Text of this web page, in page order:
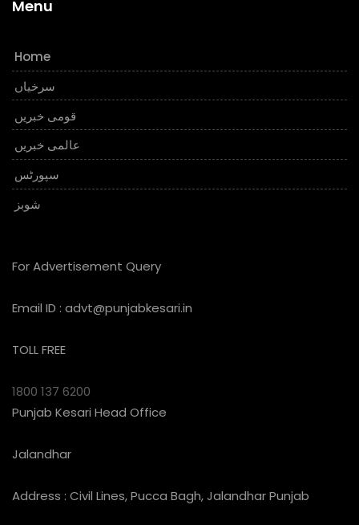
Menu
Home
سرخیاں
قومی خبریں
عالمی خبریں
سپورٹس
شوبز
For Advertisement Query
Email ID : advt@punjabkesari.in
TOLL FREE
1800 137 6200
Punjab Kesari Head Office
Jalandhar
Address : Civil Lines, Pucca Bagh, Jalandhar Punjab